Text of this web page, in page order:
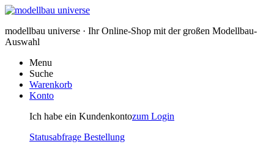
modellbau universe · Ihr Online-Shop mit der großen Modellbau-
Auswahl
Menu
Suche
Warenkorb
Konto
Ich habe ein Kundenkontozum Login
Statusabfrage Bestellung